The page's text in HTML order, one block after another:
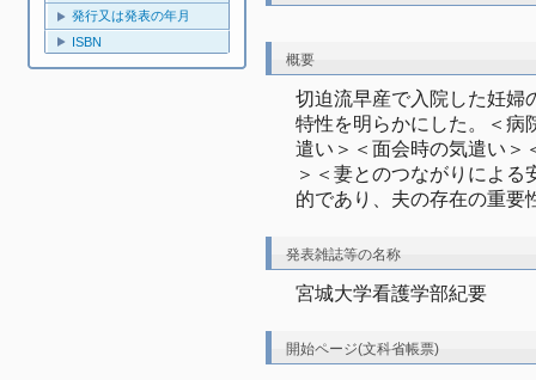
発行又は発表の年月
ISBN
概要
切迫流早産で入院した妊婦
特性を明らかにした。＜病
遣い＞＜面会時の気遣い＞
＞＜妻とのつながりによ
的であり、夫の存在の重要
発表雑誌等の名称
宮城大学看護学部紀要
開始ページ(文科省帳票)